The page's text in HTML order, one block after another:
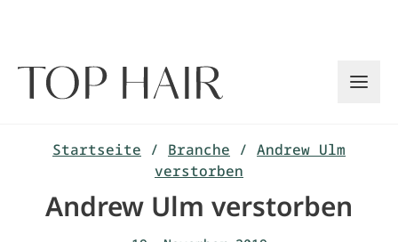
Startseite / Branche / Andrew Ulm
verstorben
Andrew Ulm verstorben